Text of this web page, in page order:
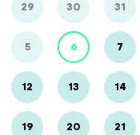
29 30 31
5 6 7
12 13 14
19 20 21